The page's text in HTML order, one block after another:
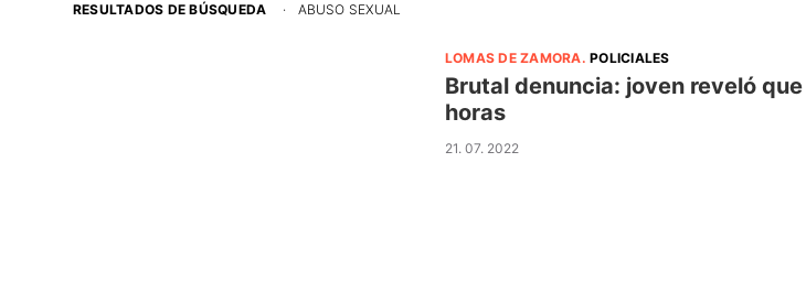
RESULTADOS DE BÚSQUEDA · ABUSO SEXUAL
LOMAS DE ZAMORA.POLICIALES
Brutal denuncia: joven reveló
horas
21. 07. 2022